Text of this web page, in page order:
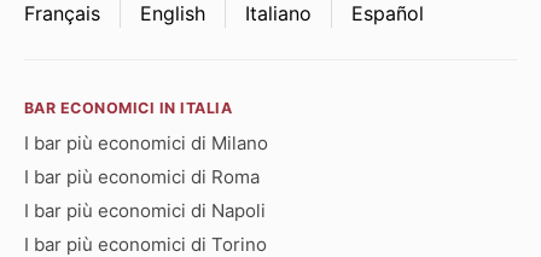
Français English Italiano Español
BAR ECONOMICI IN ITALIA
I bar più economici di Milano
I bar più economici di Roma
I bar più economici di Napoli
I bar più economici di Torino